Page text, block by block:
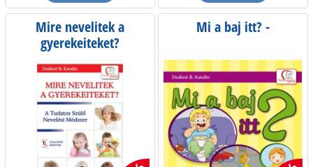
Mire nevelitek a
gyerekeiteket?
Mi a baj itt? -